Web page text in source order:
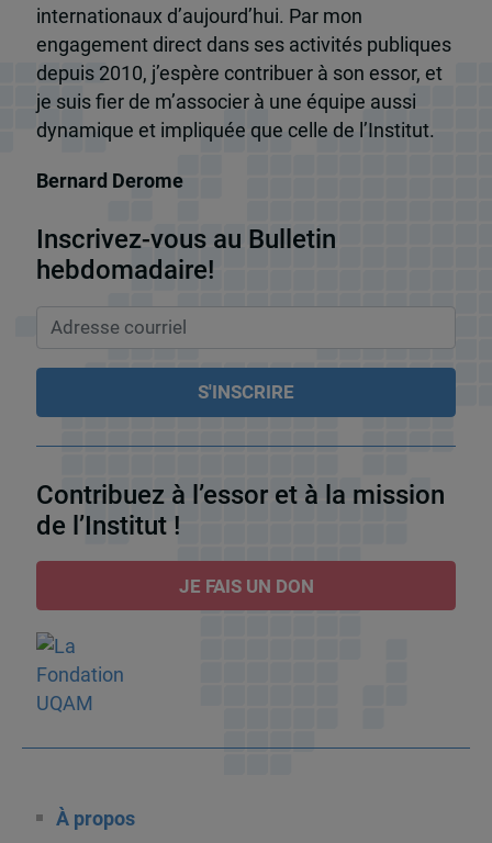
internationaux d’aujourd’hui. Par mon
engagement direct dans ses activités publiques
depuis 2010, j’espère contribuer à son essor, et
je suis fier de m’associer à une équipe aussi
dynamique et impliquée que celle de l’Institut.
Bernard Derome
Inscrivez-vous au Bulletin
hebdomadaire!
Contribuez à l’essor et à la mission
de l’Institut !
JE FAIS UN DON
À propos